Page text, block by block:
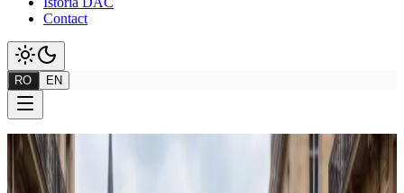
Contact
RO EN
Gama